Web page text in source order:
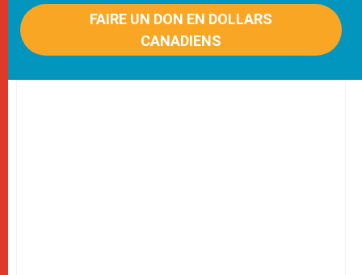
FAIRE UN DON EN DOLLARS
CANADIENS